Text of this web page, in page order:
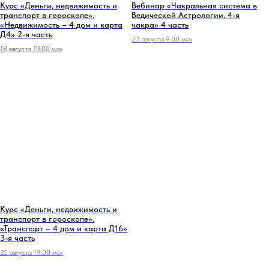
Курс «Деньги, недвижимость и
транспорт в гороскопе».
«Недвижимость – 4 дом и карта
Д4» 2-я часть
18 августа 19:00 мск
Вебинар «Чакральная система в
Ведической Астрологии. 4-я
чакра» 4 часть
23 августа 9:00 мск
Курс «Деньги, недвижимость и
транспорт в гороскопе».
«Транспорт – 4 дом и карта Д16»
3-я часть
25 августа 19:00 мск